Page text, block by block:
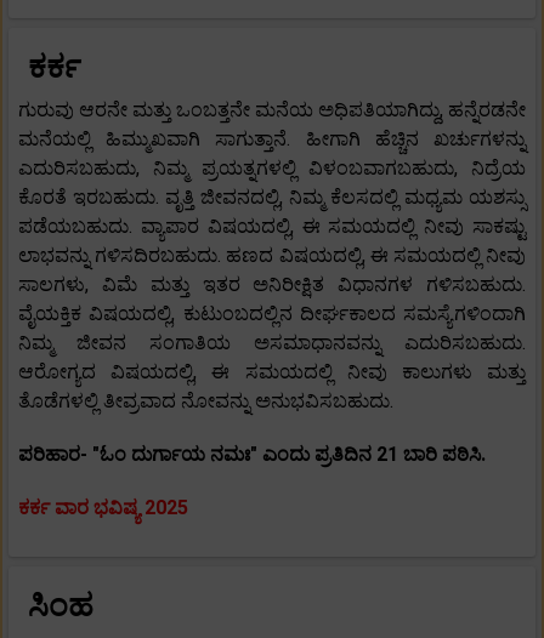
ಕರ್ಕ
ಗುರುವು ಆರನೇ ಮತ್ತು ಒಂಬತ್ತನೇ ಮನೆಯ ಅಧಿಪತಿಯಾಗಿದ್ದು, ಹನ್ನೆರಡನೇ
ಮನೆಯಲ್ಲಿ ಹಿಮ್ಮುಖವಾಗಿ ಸಾಗುತ್ತಾನೆ. ಹೀಗಾಗಿ ಹೆಚ್ಚಿನ ಖರ್ಚುಗಳನ್ನು
ಎದುರಿಸಬಹುದು, ನಿಮ್ಮ ಪ್ರಯತ್ನಗಳಲ್ಲಿ ವಿಳಂಬವಾಗಬಹುದು, ನಿದ್ರೆಯ
ಕೊರತೆ ಇರಬಹುದು. ವೃತ್ತಿ ಜೀವನದಲ್ಲಿ, ನಿಮ್ಮ ಕೆಲಸದಲ್ಲಿ ಮಧ್ಯಮ ಯಶಸ್ಸು
ಪಡೆಯಬಹುದು. ವ್ಯಾಪಾರ ವಿಷಯದಲ್ಲಿ, ಈ ಸಮಯದಲ್ಲಿ ನೀವು ಸಾಕಷ್ಟು
ಲಾಭವನ್ನು ಗಳಿಸದಿರಬಹುದು. ಹಣದ ವಿಷಯದಲ್ಲಿ, ಈ ಸಮಯದಲ್ಲಿ ನೀವು
ಸಾಲಗಳು, ವಿಮೆ ಮತ್ತು ಇತರ ಅನಿರೀಕ್ಷಿತ ವಿಧಾನಗಳ ಗಳಿಸಬಹುದು.
ವೈಯಕ್ತಿಕ ವಿಷಯದಲ್ಲಿ, ಕುಟುಂಬದಲ್ಲಿನ ದೀರ್ಘಕಾಲದ ಸಮಸ್ಯೆಗಳಿಂದಾಗಿ
ನಿಮ್ಮ ಜೀವನ ಸಂಗಾತಿಯ ಅಸಮಾಧಾನವನ್ನು ಎದುರಿಸಬಹುದು.
ಆರೋಗ್ಯದ ವಿಷಯದಲ್ಲಿ, ಈ ಸಮಯದಲ್ಲಿ ನೀವು ಕಾಲುಗಳು ಮತ್ತು
ತೊಡೆಗಳಲ್ಲಿ ತೀವ್ರವಾದ ನೋವನ್ನು ಅನುಭವಿಸಬಹುದು.
ಪರಿಹಾರ- "ಓಂ ದುರ್ಗಾಯ ನಮಃ" ಎಂದು ಪ್ರತಿದಿನ 21 ಬಾರಿ ಪಠಿಸಿ.
ಕರ್ಕ ವಾರ ಭವಿಷ್ಯ 2025
ಸಿಂಹ